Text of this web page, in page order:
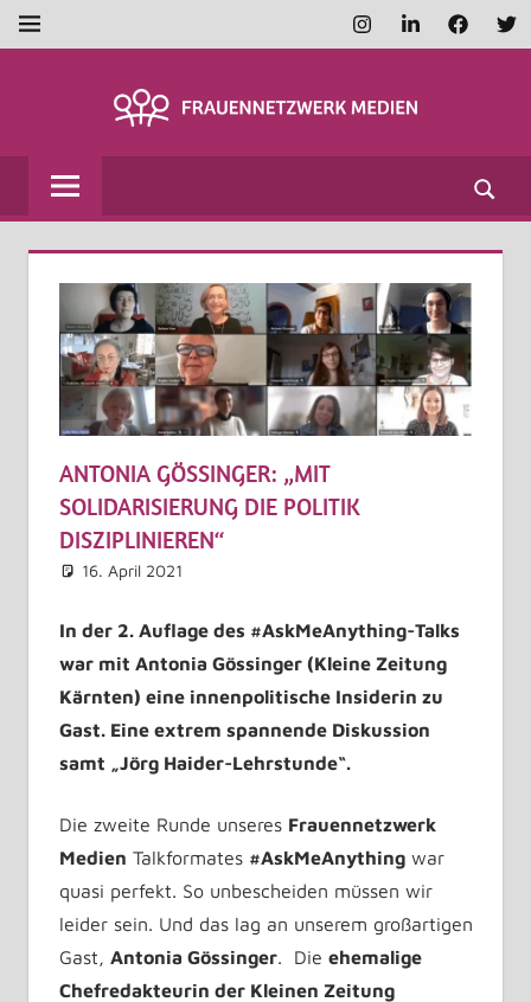
Zum
Inhalt
InstagramLinkedIn
MENÜ
MEDIEN
ANTONIA GÖSSINGER: „MIT
SOLIDARISIERUNG DIE POLITIK
DISZIPLINIEREN“
16. April 2021
In der 2. Auflage des #AskMeAnything-Talks
war mit Antonia Gössinger (Kleine Zeitung
Kärnten) eine innenpolitische Insiderin zu
Gast. Eine extrem spannende Diskussion
samt „Jörg Haider-Lehrstunde“.
Die zweite Runde unseres Frauennetzwerk
Medien Talkformates #AskMeAnythingwar
quasi perfekt. So unbescheiden müssen wir
leider sein. Und das lag an unserem großartigen
Gast, Antonia Gössinger. Die ehemalige
Chefredakteurin der Kleinen Zeitung